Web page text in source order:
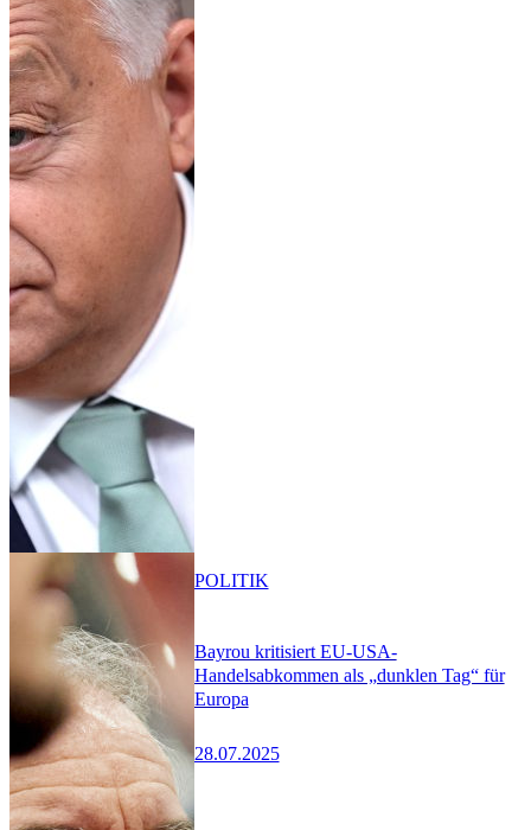
Bayrou kritisiert EU-USA-
Handelsabkommen als „dunklen Tag“ für
Europa
28.07.2025
POLITIK